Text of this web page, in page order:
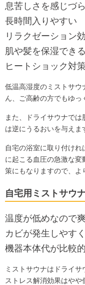
息苦しさを感じづ
長時間入りやすい
リラクゼーション
肌や髪を保湿できる
ヒートショック対
低温高湿度のミストサウ
ん、ご高齢の方でもゆっ
また、ドライサウナで
は逆にうるおいを与えま
自宅の浴室に取り付け
に起こる血圧の急激な
策にもなりますので、よ
自宅用ミストサウ
温度が低めなので
カビが発生しやす
機器本体代が比較
ミストサウナはドライ
ストレス解消効果はやや